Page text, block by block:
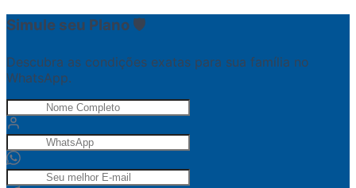
Simule seu Plano 🛡️
Descubra as condições exatas para sua família no
WhatsApp.